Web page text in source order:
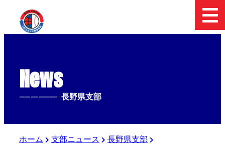
News
-------------- 長野県支部
ホーム 支部ニュース
長野県支部